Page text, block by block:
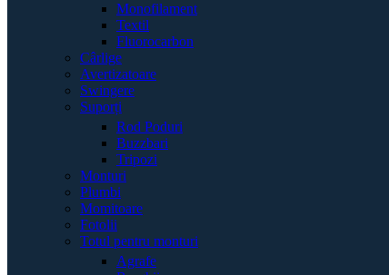
Monofilament
Textil
Fluorocarbon
Cârlige
Avertizatoare
Swingere
Suporți
Rod Poduri
Buzzbari
Tripozi
Monturi
Plumbi
Momitoare
Fotolii
Totul pentru monturi
Agrafe